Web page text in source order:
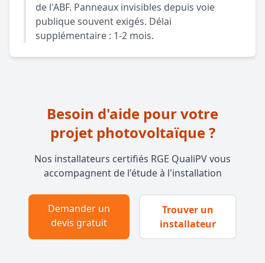
de l'ABF. Panneaux invisibles depuis voie
publique souvent exigés. Délai
supplémentaire : 1-2 mois.
Besoin d'aide pour votre
projet photovoltaïque ?
Nos installateurs certifiés RGE QualiPV vous
accompagnent de l'étude à l'installation
Demander un
devis gratuit
Trouver un
installateur